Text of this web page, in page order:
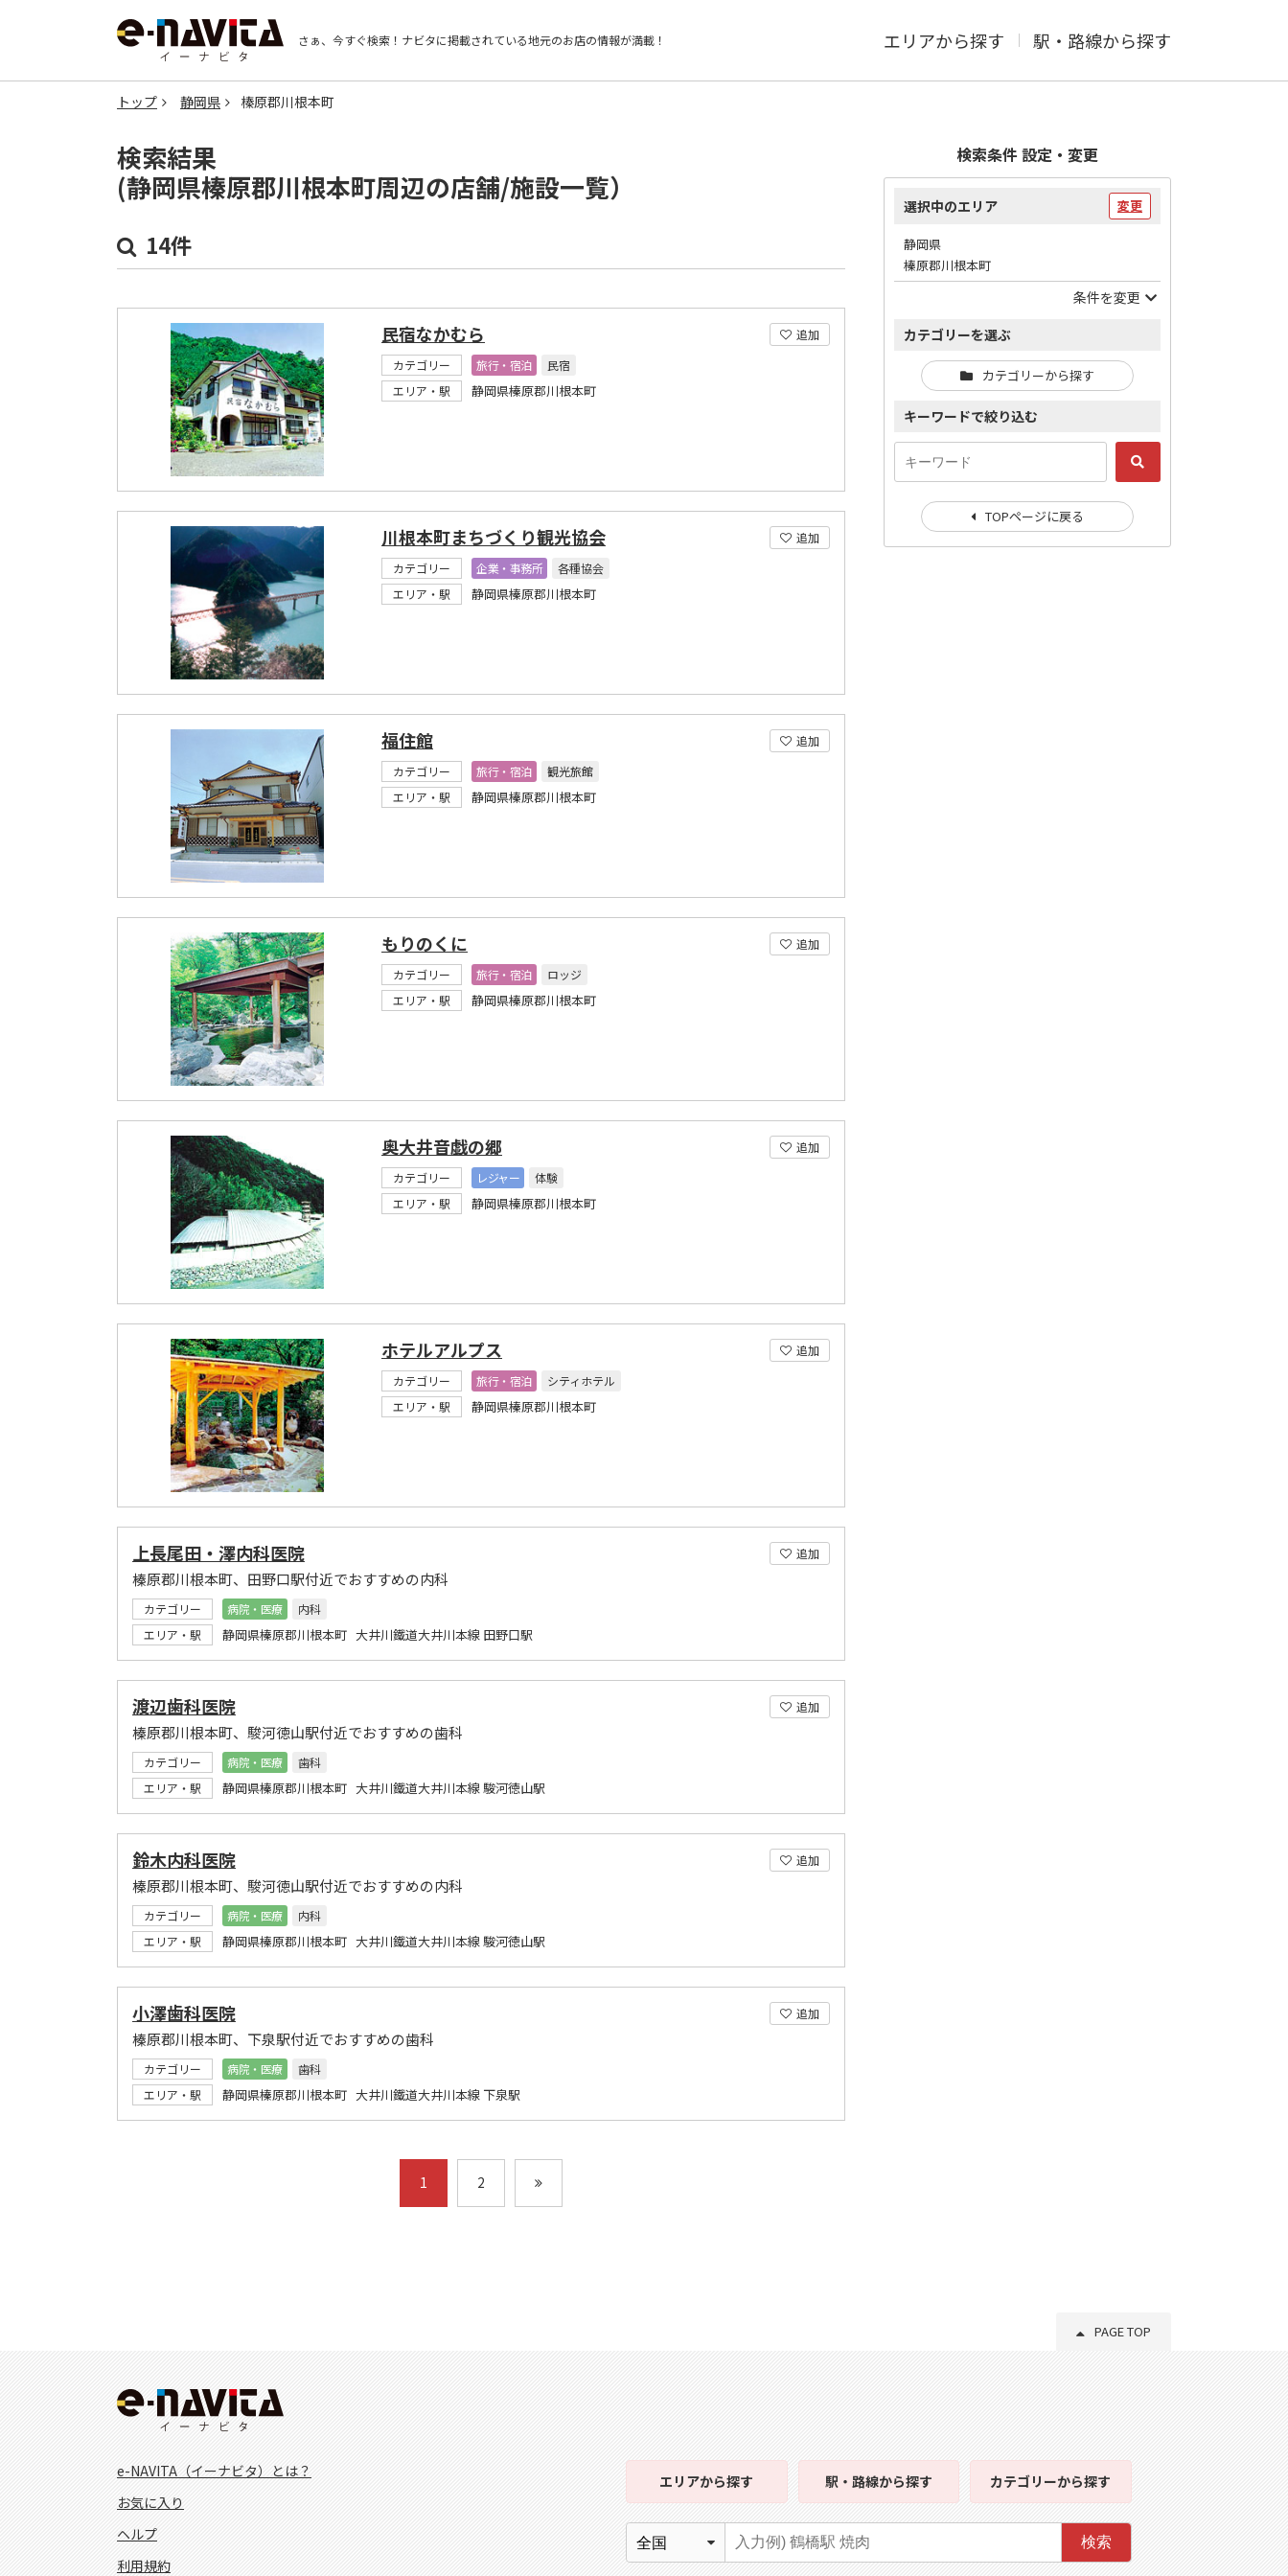
さぁ、今すぐ検索！ ナビタに掲載されている地元のお店の情報が満載！ エリアから探す 駅・路線から探す
トップ 静岡県 榛原郡川根本町
検索結果
(静岡県榛原郡川根本町周辺の店舗/施設一覧）
14件
追加
民宿なかむら
カテゴリー 旅行・宿泊
民宿
エリア・駅
静岡県榛原郡川根本町
追加
川根本町まちづくり観光協会
カテゴリー 企業・事務所
各種協会
エリア・駅
静岡県榛原郡川根本町
追加
福住館
カテゴリー 旅行・宿泊
観光旅館
エリア・駅
静岡県榛原郡川根本町
追加
もりのくに
カテゴリー 旅行・宿泊
ロッジ
エリア・駅
静岡県榛原郡川根本町
追加
奥大井音戯の郷
カテゴリー レジャー
体験
エリア・駅
静岡県榛原郡川根本町
追加
ホテルアルプス
カテゴリー 旅行・宿泊
シティホテル
エリア・駅
静岡県榛原郡川根本町
追加
上長尾田・澤内科医院
榛原郡川根本町、田野口駅付近でおすすめの内科
カテゴリー 病院・医療
内科
エリア・駅
静岡県榛原郡川根本町 大井川鐵道大井川本線 田野口駅
追加
渡辺歯科医院
榛原郡川根本町、駿河徳山駅付近でおすすめの歯科
カテゴリー 病院・医療
歯科
エリア・駅
静岡県榛原郡川根本町 大井川鐵道大井川本線 駿河徳山駅
追加
鈴木内科医院
榛原郡川根本町、駿河徳山駅付近でおすすめの内科
カテゴリー 病院・医療
内科
エリア・駅
静岡県榛原郡川根本町 大井川鐵道大井川本線 駿河徳山駅
追加
小澤歯科医院
榛原郡川根本町、下泉駅付近でおすすめの歯科
カテゴリー 病院・医療
歯科
エリア・駅
静岡県榛原郡川根本町 大井川鐵道大井川本線 下泉駅
1 2
検索条件 設定・変更
選択中のエリア 変更
静岡県
榛原郡川根本町
条件を変更
カテゴリーを選ぶ
カテゴリーから探す
キーワードで絞り込む
TOPページに戻る
PAGE TOP
e-NAVITA（イーナビタ）とは？
お気に入り
ヘルプ
利用規約
エリアから探す 駅・路線から探す カテゴリーから探す
検索